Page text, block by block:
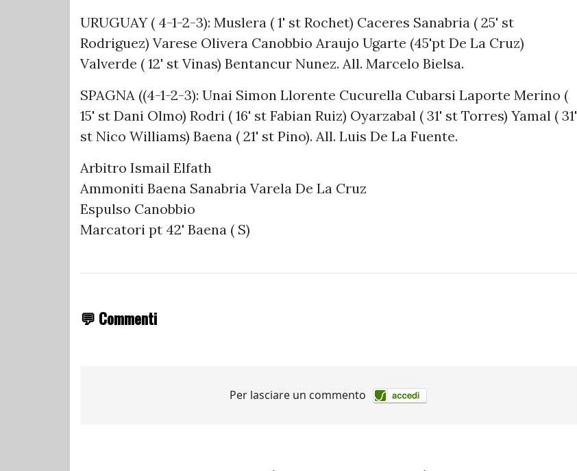
URUGUAY ( 4-1-2-3): Muslera ( 1' st Rochet) Caceres Sanabria ( 25' st
Rodriguez) Varese Olivera Canobbio Araujo Ugarte (45'pt De La Cruz)
Valverde ( 12' st Vinas) Bentancur Nunez. All. Marcelo Bielsa.
SPAGNA ((4-1-2-3): Unai Simon Llorente Cucurella Cubarsi Laporte Merino (
15' st Dani Olmo) Rodri ( 16' st Fabian Ruiz) Oyarzabal ( 31' st Torres) Yamal ( 31'
st Nico Williams) Baena ( 21' st Pino). All. Luis De La Fuente.
Arbitro Ismail Elfath
Ammoniti Baena Sanabria Varela De La Cruz
Espulso Canobbio
Marcatori pt 42' Baena ( S)
💬 Commenti